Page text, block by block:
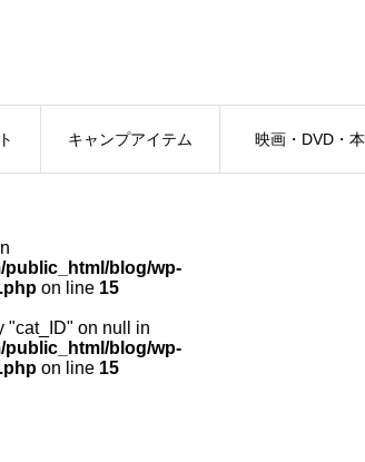
キャンプアイテム 映画・DVD・本
public_html/blog/wp-
on line 15
"cat_ID" on null in
public_html/blog/wp-
on line 15